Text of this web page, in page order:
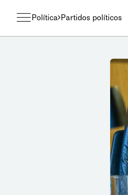
Política Partidos políticos